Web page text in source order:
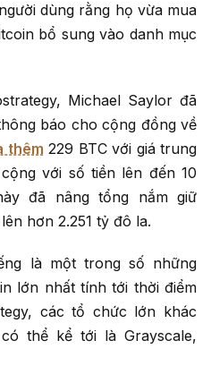
dùng rằng họ vừa mua
bổ sung vào danh mục
Michael Saylor đã
báo cho cộng đồng về
thêm 229 BTC với giá trung
với số tiền lên đến 10
đã nâng tổng nắm giữ
hơn 2.251 tỷ đô la.
là một trong số những
lớn nhất tính tới thời điểm
các tổ chức lớn khác
thể kể tới là Grayscale,